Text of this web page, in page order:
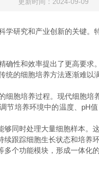
究和产业创新的关键。
性和效率提出了更高要求
的细胞培养方法逐渐难以
胞培养过程。现代细胞培
培养环境中的温度、pH
时处理大量细胞样本。
踪细胞生长状态和培养
功能模块，形成一体化